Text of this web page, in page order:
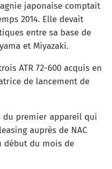
japonaise comptait
2014. Elle devait
entre sa base de
et Miyazaki.
ATR 72-600 acquis en
de lancement de
du premier appareil qui
auprès de NAC
début du mois de